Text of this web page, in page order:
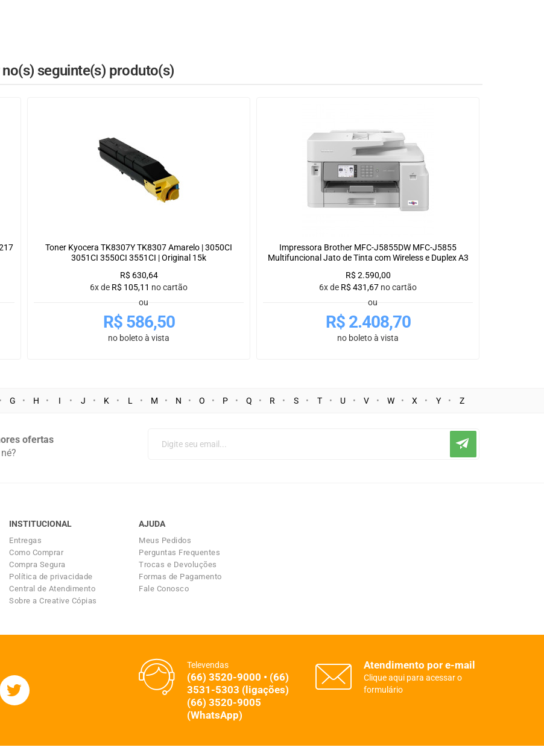
seguinte(s) produto(s)
Toner Kyocera TK8307Y TK8307 Amarelo | 3050CI
3051CI 3550CI 3551CI | Original 15k
R$ 630,64
6x de R$ 105,11 no cartão
ou
R$586,50
no boleto à vista
Impressora Brother MFC-J5855DW MFC-J5855
Multifuncional Jato de Tinta com Wireless e Duplex A3
R$ 2.590,00
6x de R$ 431,67 no cartão
ou
R$2.408,70
no boleto à vista
G H I J K L M N O P Q R S T U V W X Y Z
ofertas
INSTITUCIONAL
Entregas
Como Comprar
Compra Segura
Política de privacidade
Central de Atendimento
Sobre a Creative Cópias
AJUDA
Meus Pedidos
Perguntas Frequentes
Trocas e Devoluções
Formas de Pagamento
Fale Conosco
Televendas
(66) 3520-9000 • (66)
3531-5303 (ligações)
(66) 3520-9005
(WhatsApp)
Atendimento por e-mail
Clique aqui para acessar o
formulário